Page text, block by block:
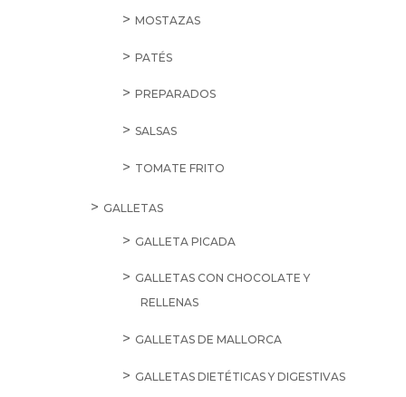
MOSTAZAS
PATÉS
PREPARADOS
SALSAS
TOMATE FRITO
GALLETAS
GALLETA PICADA
GALLETAS CON CHOCOLATE Y
RELLENAS
GALLETAS DE MALLORCA
GALLETAS DIETÉTICAS Y DIGESTIVAS